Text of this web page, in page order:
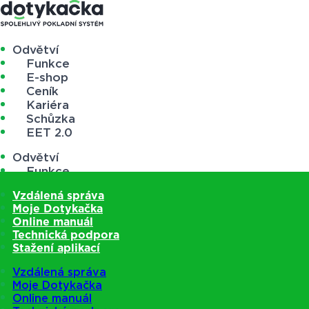
Odvětví
Funkce
E-shop
Ceník
Kariéra
Schůzka
EET 2.0
Odvětví
Funkce
Ceník
Kariéra
Schůzka
EET 2.0
Vzdálená správa
Moje Dotykačka
Online manuál
Technická podpora
Stažení aplikací
Vzdálená správa
Moje Dotykačka
Online manuál